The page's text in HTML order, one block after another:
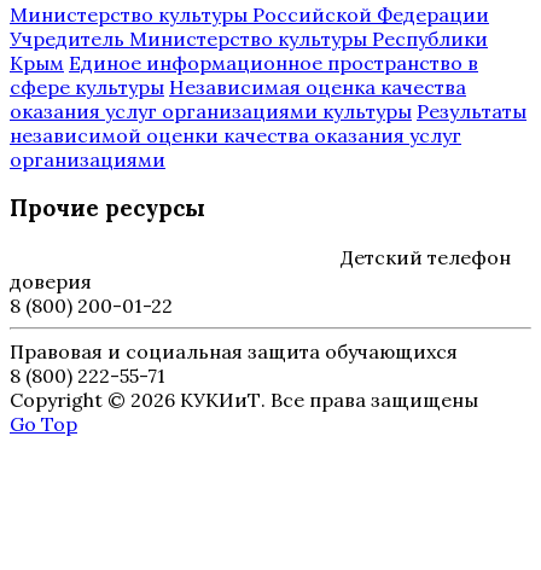
Министерство культуры Российской Федерации
Учредитель Министерство культуры Республики
Крым Единое информационное пространство в
сфере культуры Независимая оценка качества
оказания услуг организациями культуры Результаты
независимой оценки качества оказания услуг
организациями
Прочие ресурсы
Детский телефон
доверия
8 (800) 200-01-22
Правовая и социальная защита обучающихся
8 (800) 222-55-71
Copyright © 2026 КУКИиТ. Все права защищены
Go Top